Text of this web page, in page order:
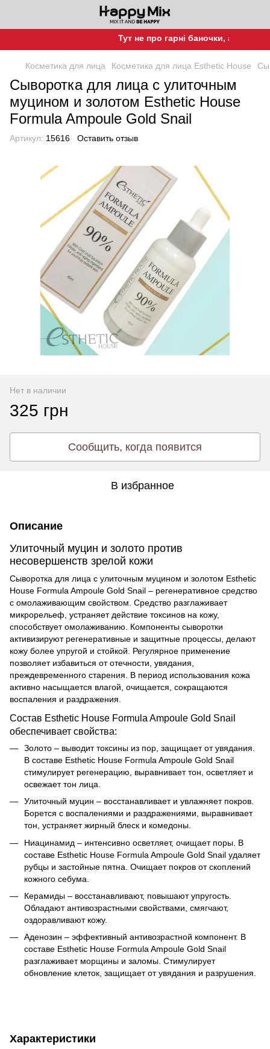
Тут не про гарні баночки, а про
Косметика для лица Косметика для лица Esthetic House
Сыворотка для лица с улиточным
муцином и золотом Esthetic House
Formula Ampoule Gold Snail
Артикул: 15616 Оставить отзыв
Нет в наличии
325 грн
Сообщить, когда появится
В избранное
Описание
Улиточный муцин и золото против
несовершенств зрелой кожи
Сыворотка для лица с улиточным муцином и золотом Esthetic
House Formula Ampoule Gold Snail – регенеративное средство
с омолаживающим свойством. Средство разглаживает
микрорельеф, устраняет действие токсинов на кожу,
способствует омолаживанию. Компоненты сыворотки
активизируют регенеративные и защитные процессы, делают
кожу более упругой и стойкой. Регулярное применение
позволяет избавиться от отечности, увядания,
преждевременного старения. В период использования кожа
активно насыщается влагой, очищается, сокращаются
воспаления и раздражения.
Состав Esthetic House Formula Ampoule Gold Snail
обеспечивает свойства:
Золото – выводит токсины из пор, защищает от увядания.
В составе Esthetic House Formula Ampoule Gold Snail
стимулирует регенерацию, выравнивает тон, осветляет и
освежает тон лица.
Улиточный муцин – восстанавливает и увлажняет покров.
Борется с воспалениями и раздражениями, выравнивает
тон, устраняет жирный блеск и комедоны.
Ниацинамид – интенсивно осветляет, очищает поры. В
составе Esthetic House Formula Ampoule Gold Snail удаляет
рубцы и застойные пятна. Очищает покров от скоплений
кожного себума.
Керамиды – восстанавливают, повышают упругость.
Обладают антивозрастными свойствами, смягчают,
оздоравливают кожу.
Аденозин – эффективный антивозрастной компонент. В
составе Esthetic House Formula Ampoule Gold Snail
разглаживает морщины и заломы. Стимулирует
обновление клеток, защищает от увядания и разрушения.
Характеристики